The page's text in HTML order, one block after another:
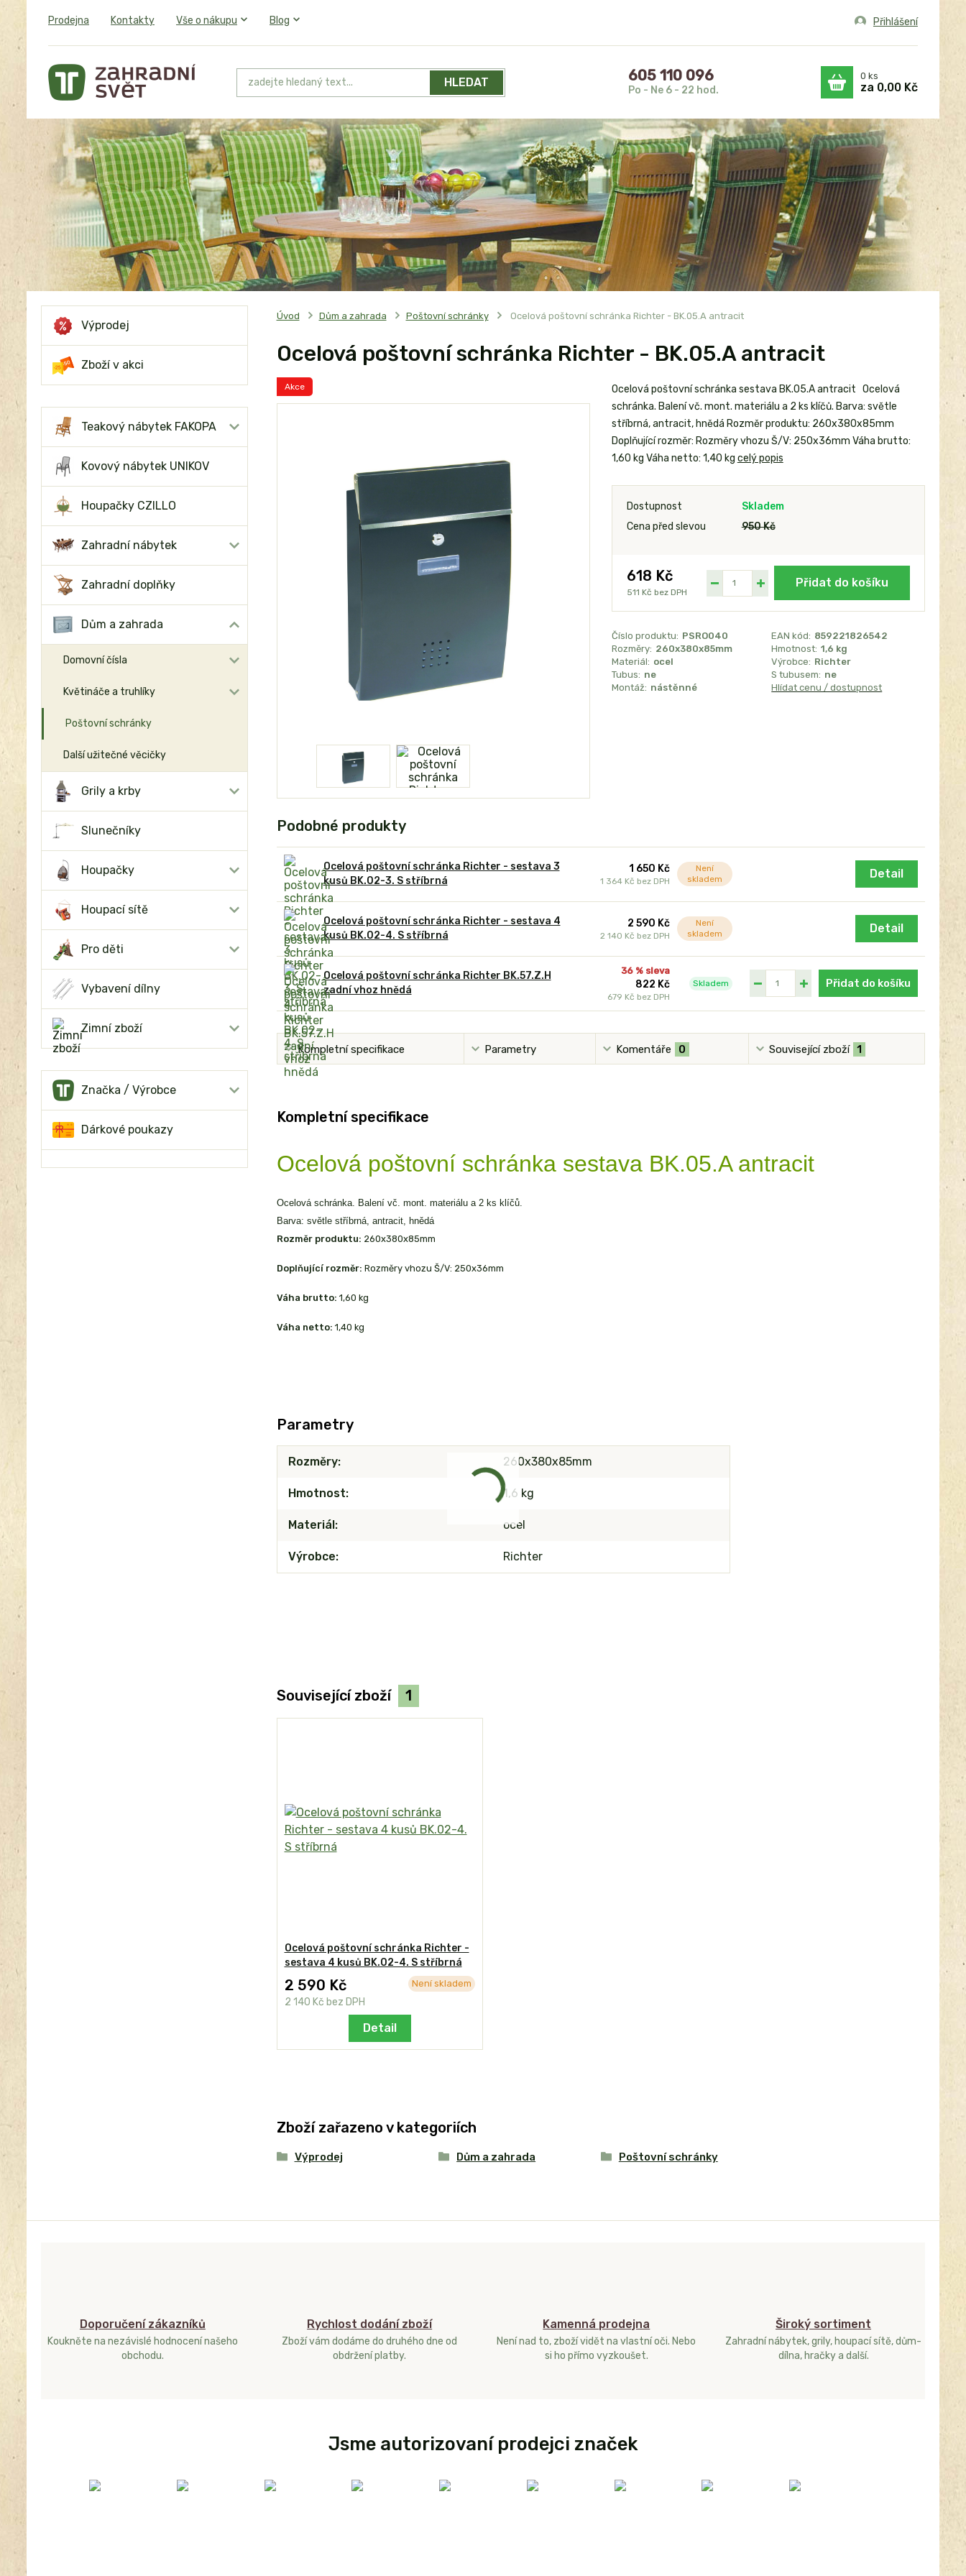
Prodejna Kontakty Vše o nákupu Blog Přihlášení
HLEDAT 605 110 096
Po - Ne 6 - 22 hod.
0 ks
za 0,00 Kč
Výprodej
Zboží v akci
Teakový nábytek FAKOPA
Kovový nábytek UNIKOV
Houpačky CZILLO
Zahradní nábytek
Zahradní doplňky
Dům a zahrada
Domovní čísla
Květináče a truhlíky
Poštovní schránky
Další užitečné věcičky
Grily a krby
Slunečníky
Houpačky
Houpací sítě
Pro děti
Vybavení dílny
Zimní zboží
Značka / Výrobce
Dárkové poukazy
Úvod Dům a zahrada Poštovní schránky Ocelová poštovní schránka Richter - BK.05.A antracit
Ocelová poštovní schránka Richter - BK.05.A antracit
Akce
Ocelová poštovní schránka sestava BK.05.A antracit Ocelová
schránka. Balení vč. mont. materiálu a 2 ks klíčů. Barva: světle
stříbrná, antracit, hnědá Rozměr produktu: 260x380x85mm
Doplňující rozměr: Rozměry vhozu Š/V: 250x36mm Váha brutto:
1,60 kg Váha netto: 1,40 kg celý popis
Dostupnost
Skladem
Cena před slevou
950 Kč
618 Kč
511 Kč bez DPH
Přidat do košíku
Číslo produktu: PSRO040 EAN kód: 859221826542
Rozměry: 260x380x85mm Hmotnost: 1,6 kg
Materiál: ocel Výrobce: Richter
Tubus: ne S tubusem: ne
Montáž: nástěnné Hlídat cenu / dostupnost
Podobné produkty
Ocelová poštovní schránka Richter - sestava 3
kusů BK.02-3. S stříbrná
1 650 Kč
1 364 Kč bez DPH
Není
skladem
Detail
Ocelová poštovní schránka Richter - sestava 4
kusů BK.02-4. S stříbrná
2 590 Kč
2 140 Kč bez DPH
Není
skladem
Detail
Ocelová poštovní schránka Richter BK.57.Z.H
zadní vhoz hnědá
36 % sleva
822 Kč
679 Kč bez DPH
Skladem Přidat do košíku
Kompletní specifikace Parametry Komentáře 0 Související zboží 1
Kompletní specifikace
Ocelová poštovní schránka sestava BK.05.A antracit
Ocelová schránka. Balení vč. mont. materiálu a 2 ks klíčů.
Barva: světle stříbrná, antracit, hnědá
Rozměr produktu: 260x380x85mm
Doplňující rozměr: Rozměry vhozu Š/V: 250x36mm
Váha brutto: 1,60 kg
Váha netto: 1,40 kg
Parametry
Rozměry 260x380x85mm
Hmotnost 1,6 kg
Materiál ocel
Výrobce Richter
Související zboží 1
Ocelová poštovní schránka Richter -
sestava 4 kusů BK.02-4. S stříbrná
2 590 Kč
2 140 Kč bez DPH
Není skladem
Detail
Zboží zařazeno v kategoriích
Výprodej Dům a zahrada Poštovní schránky
Doporučení zákazníků
Koukněte na nezávislé hodnocení našeho
obchodu.
Rychlost dodání zboží
Zboží vám dodáme do druhého dne od
obdržení platby.
Kamenná prodejna
Není nad to, zboží vidět na vlastní oči. Nebo
si ho přímo vyzkoušet.
Široký sortiment
Zahradní nábytek, grily, houpací sítě, dům-
dílna, hračky a další.
Jsme autorizovaní prodejci značek